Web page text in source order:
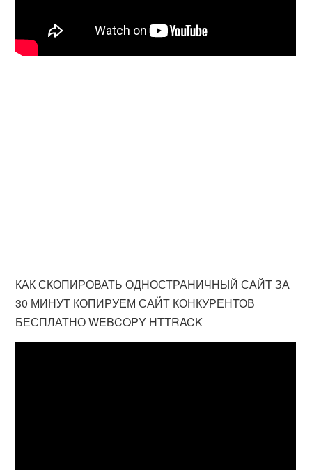
КАК СКОПИРОВАТЬ ОДНОСТРАНИЧНЫЙ САЙТ ЗА
30 МИНУТ КОПИРУЕМ САЙТ КОНКУРЕНТОВ
БЕСПЛАТНО WEBCOPY HTTRACK